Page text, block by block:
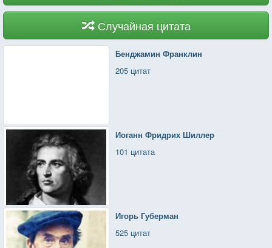
Случайная цитата
Бенджамин Франклин
205 цитат
Иоганн Фридрих Шиллер
101 цитата
Игорь Губерман
525 цитат